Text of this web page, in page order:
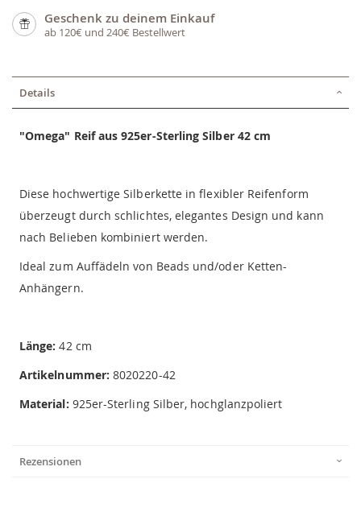
Geschenk zu deinem Einkauf
ab 120€ und 240€ Bestellwert
Details
"Omega" Reif aus 925er-Sterling Silber 42 cm
Diese hochwertige Silberkette in flexibler Reifenform
überzeugt durch schlichtes, elegantes Design und kann
nach Belieben kombiniert werden.
Ideal zum Auffädeln von Beads und/oder Ketten-
Anhängern.
Länge: 42 cm
Artikelnummer:8020220-42
Material: 925er-Sterling Silber, hochglanzpoliert
Rezensionen